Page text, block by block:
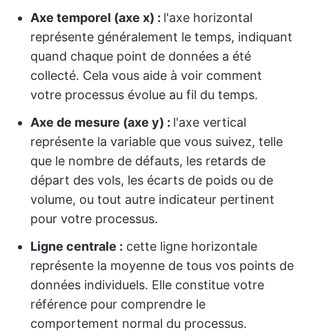
Axe temporel (axe x) : l'axe horizontal
représente généralement le temps, indiquant
quand chaque point de données a été
collecté. Cela vous aide à voir comment
votre processus évolue au fil du temps.
Axe de mesure (axe y) : l'axe vertical
représente la variable que vous suivez, telle
que le nombre de défauts, les retards de
départ des vols, les écarts de poids ou de
volume, ou tout autre indicateur pertinent
pour votre processus.
Ligne centrale : cette ligne horizontale
représente la moyenne de tous vos points de
données individuels. Elle constitue votre
référence pour comprendre le
comportement normal du processus.